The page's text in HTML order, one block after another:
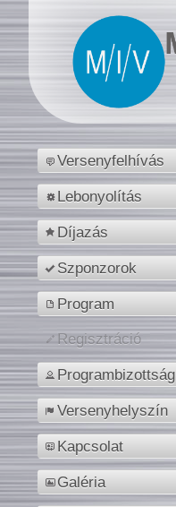
Versenyfelhívás
Lebonyolítás
Díjazás
Szponzorok
Program
Regisztráció
Programbizottság
Versenyhelyszín
Kapcsolat
Galéria